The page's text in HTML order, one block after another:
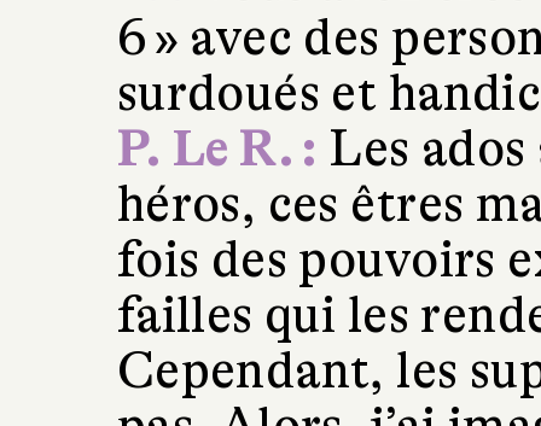
6 » avec des
surdoués et
P. Le R. : Les
héros, ces êtres
fois des pouvoirs
failles qui les
Cependant, les